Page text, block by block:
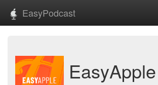
EasyPodcast
EasyApple